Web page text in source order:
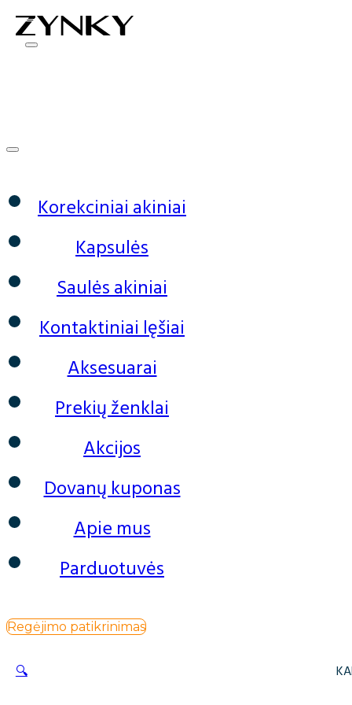
0
Korekciniai akiniai
Kapsulės
Saulės akiniai
Kontaktiniai lęšiai
Aksesuarai
Prekių ženklai
Akcijos
Dovanų kuponas
Apie mus
Parduotuvės
Regėjimo patikrinimas
🔍